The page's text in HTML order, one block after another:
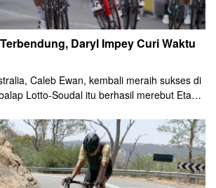
Daryl Impey Curi Waktu
Caleb Ewan, kembali meraih sukses di
Lotto-Soudal itu berhasil merebut Etape
lawan pada kilometer terakhir etape
ke Stirling tersebut.